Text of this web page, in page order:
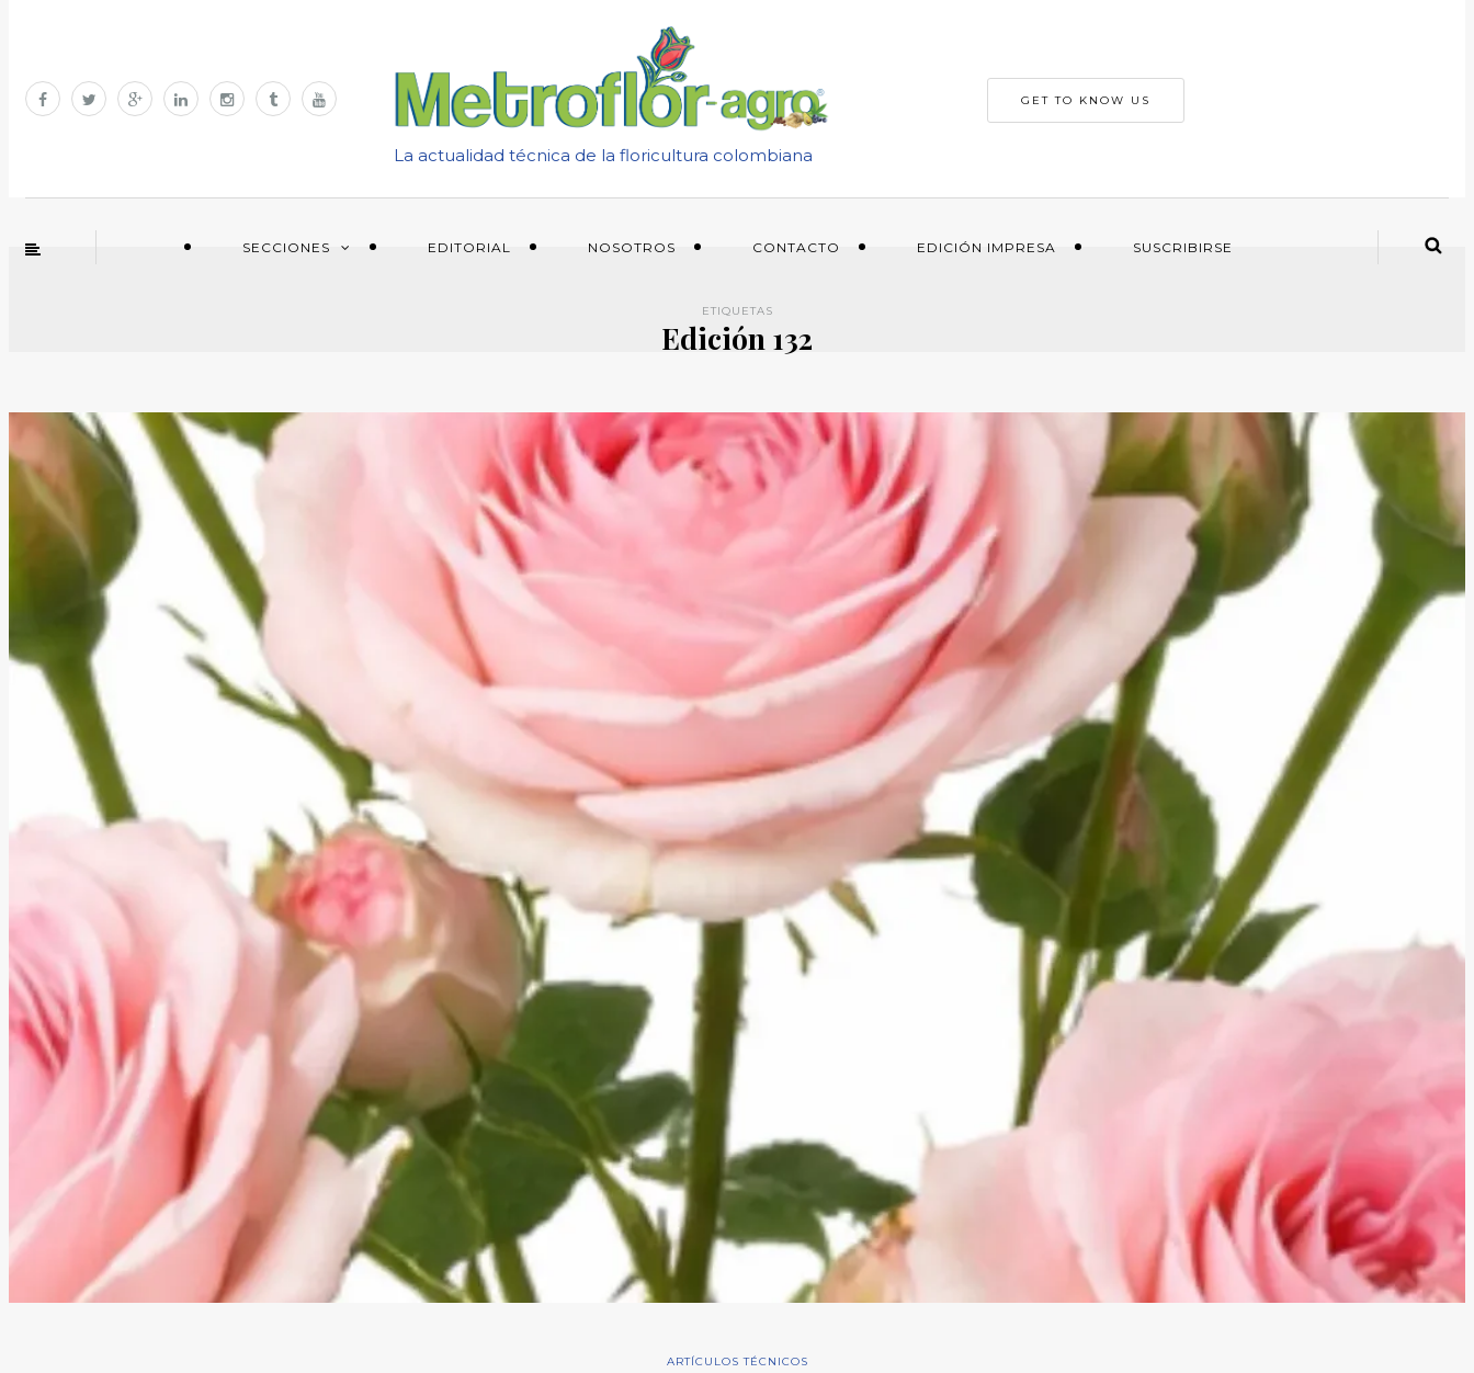
La actualidad técnica de la floricultura colombiana
GET TO KNOW US
SECCIONES EDITORIAL NOSOTROS CONTACTO EDICIÓN IMPRESA SUSCRIBIRSE
ETIQUETAS
Edición 132
ARTÍCULOS TÉCNICOS